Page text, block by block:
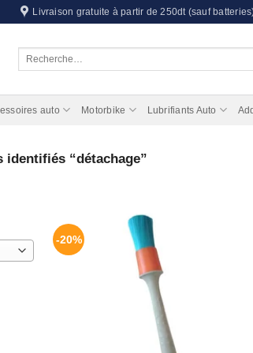
Livraison gratuite à partir de 250dt (sauf
auto Motorbike Lubrifiants Auto
identifiés “détachage”
-20%